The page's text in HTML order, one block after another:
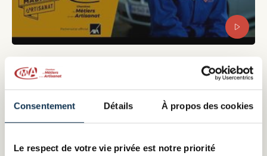
Consentement Détails À propos des cookies
Le respect de votre vie privée est notre priorité
Emily Chatellier, lauréate "Madame
apprentie" 2022
Portrait d'Emily Chatellier, lauréate "Madame apprentie" 2022
Emily Chatellier a plusieurs objectifs professionnels dont la